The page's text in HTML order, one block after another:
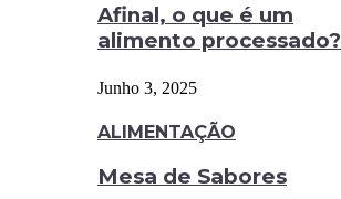
Afinal, o que é um
alimento processado?
Junho 3, 2025
ALIMENTAÇÃO
Mesa de Sabores